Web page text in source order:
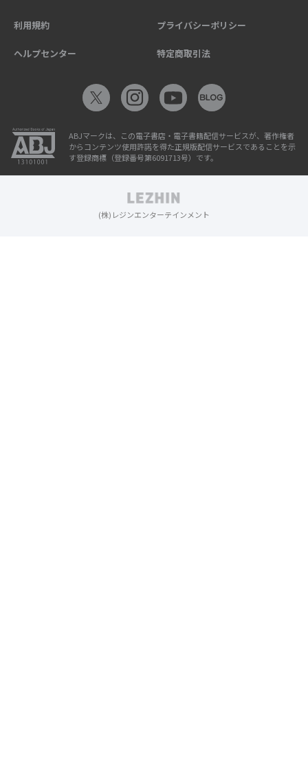
利用規約 プライバシーポリシー
ヘルプセンター 特定商取引法
ABJマークは、この電子書店・電子書籍配信サービスが、著作権者
からコンテンツ使用許諾を得た正規版配信サービスであることを示
す登録商標（登録番号第6091713号）です。
(株)レジンエンターテインメント